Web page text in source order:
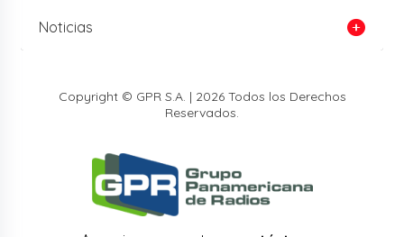
Noticias
Copyright © GPR S.A. | 2026 Todos los Derechos
Reservados.